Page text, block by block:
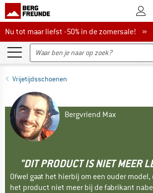
De
Nu tot maar liefst -50% in de zomersale!
Nu tot maar liefst -50% in de zomersale! »
Vrijetijdsschoenen
Bergvriend Max
"DIT PRODUCT IS NIET MEER
Ofwel gaat het hierbij om een ouder
het product niet meer bij de fabrikant